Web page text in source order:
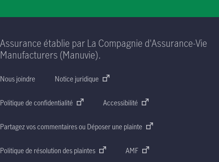
Assurance établie par La Compagnie d'Assurance-Vie
Manufacturers (Manuvie).
Nous joindre Notice juridique
Politique de confidentialité Accessibilité
Partagez vos commentaires ou Déposer une plainte
Politique de résolution des plaintes AMF